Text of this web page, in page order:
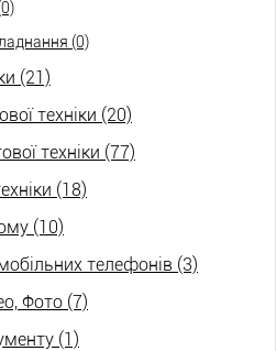
(0)
(21)
техніки (20)
техніки (77)
(18)
(10)
телефонів (3)
Фото (7)
(1)